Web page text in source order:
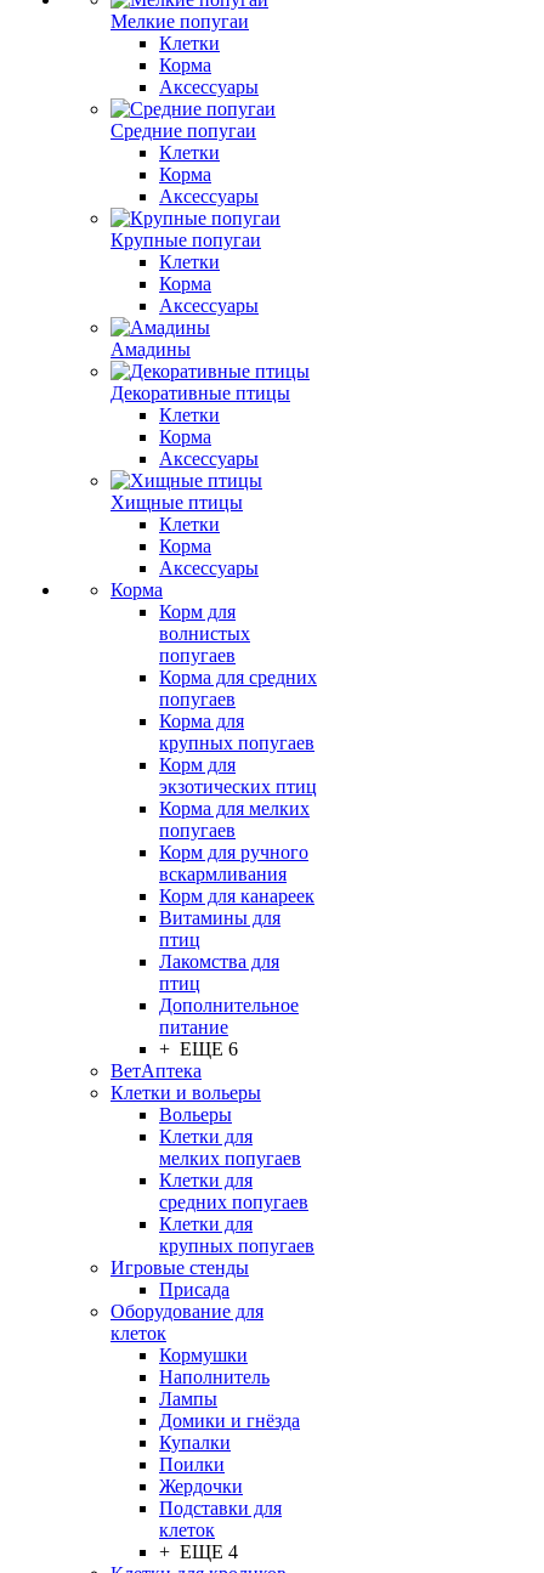
Мелкие попугаи
Клетки
Корма
Аксессуары
Средние попугаи
Клетки
Корма
Аксессуары
Крупные попугаи
Клетки
Корма
Аксессуары
Амадины
Декоративные птицы
Клетки
Корма
Аксессуары
Хищные птицы
Клетки
Корма
Аксессуары
Корма
Корм для
волнистых
попугаев
Корма для средних
попугаев
Корма для
крупных попугаев
Корм для
экзотических птиц
Корма для мелких
попугаев
Корм для ручного
вскармливания
Корм для канареек
Витамины для
птиц
Лакомства для
птиц
Дополнительное
питание
+ ЕЩЕ 6
ВетАптека
Клетки и вольеры
Вольеры
Клетки для
мелких попугаев
Клетки для
средних попугаев
Клетки для
крупных попугаев
Игровые стенды
Присада
Оборудование для
клеток
Кормушки
Наполнитель
Лампы
Домики и гнёзда
Купалки
Поилки
Жердочки
Подставки для
клеток
+ ЕЩЕ 4